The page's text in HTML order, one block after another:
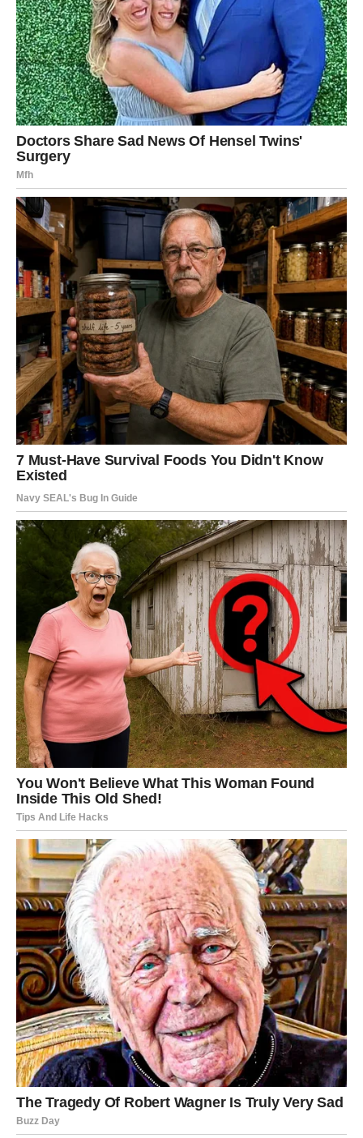
ŠKORPIJA – KARMA TRAŽI
TRANSFORMACIJU, NE OSVETU
Škorpije ulaze u jedan odnajjačih karmičkih perioda.
Nešto mora da se završi da bi se nešto novo rodilo. Ako
se držite starog bola – patnja traje. Ako pustite – snaga se
vraća.
Ovo je period dubokog čišćenja.
Karmička lekcija:
Oprost nije slabost – to je moć.
Nagrada:Novo poglavlje bez tereta prošlosti.
STRELAC – KARMA VRAĆA
VERU I SMISAO
Za Strelčeve karma donosi olakšanje i nadu
. Period
težine se završava. Ako ste sumnjali u pravac – stiže
znak. Ako ste izgubili veru – vraća se smisao.
Do sredine februara dolazi susret, razgovor ili uvid koji
vas vraća sebi.
Karmička lekcija:Ne beži od odgovornosti za sopstvenu
sreću.
Nagrada:Osećaj slobode bez krivice.
JARAC – KARMA NAGRAĐUJE
ISTRJNOST I ISKREN RAD
Jarčevi su u fazikarmičke stabilizacije. Sve ono što ste
gradili strpljivo sada dobija oblik. Ako ste bili pošteni –
dobijate potvrdu. Ako ste preuzeli previše – učite da
delegirate.
Karmička lekcija: Snaga nije u trpljenju – već u ravnoteži.
Nagrada:Sigurnost i poštovanje.
VODOLIJA – KARMA BUĐI
AUTENTIČNOST
Vodolije prolaze krozkarmičko buđenje. Ako ste živeli
po tuđim pravilima – sada osećate nemir. Ako ste bili svoji
– karma vas gura napred.
Ovaj period donosi iznenadne uvide i hrabre odluke.
Karmička lekcija:
Ne izdaji sebe zarad mira.
Nagrada:Sloboda koja traje.